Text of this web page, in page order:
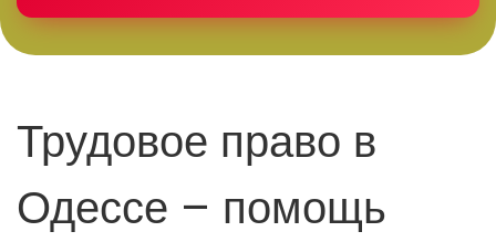
Трудовое право в
Одессе – помощь